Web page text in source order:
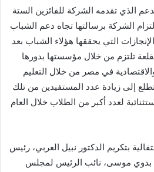
الذي تقدمه الشركة للفائزين الستة
الشركة برسالتها تجاه دعم الشباب
التي يحققها هؤلاء الشباب بعد
تلتزم من خلال مؤسستها بدورها
في مصر من خلال التعليم
إلى زيادة عدد المستفيدين من تلك
لعدد أكبر من الطلاب خلال العام
بتكريم الدكتور نبيل العربي، رئيس
بدوي موسى، نائب الرئيس لمجلس